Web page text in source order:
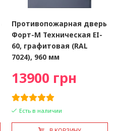
Противопожарная дверь
Форт-М Техническая EI-
60, графитовая (RAL
7024), 960 мм
13900 грн
Есть в наличии